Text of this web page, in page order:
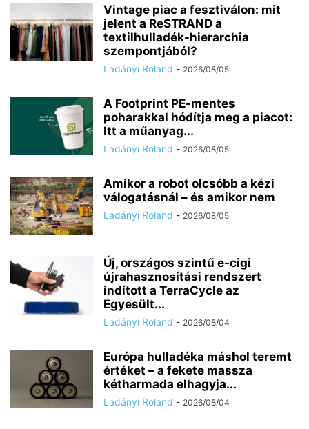
Vintage piac a fesztiválon: mit
jelent a ReSTRAND a
textilhulladék-hierarchia
szempontjából?
Ladányi Roland - 2026/08/05
A Footprint PE-mentes
poharakkal hódítja meg a piacot:
Itt a műanyag...
Ladányi Roland - 2026/08/05
Amikor a robot olcsóbb a kézi
válogatásnál – és amikor nem
Ladányi Roland - 2026/08/05
Új, országos szintű e-cigi
újrahasznosítási rendszert
indított a TerraCycle az
Egyesült...
Ladányi Roland - 2026/08/04
Európa hulladéka máshol teremt
értéket – a fekete massza
kétharmada elhagyja...
Ladányi Roland - 2026/08/04